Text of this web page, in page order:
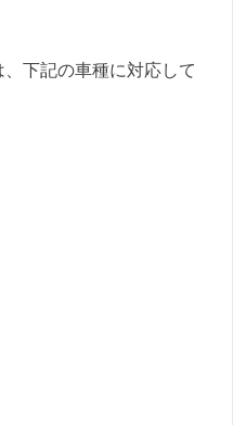
、下記の車種に対応して